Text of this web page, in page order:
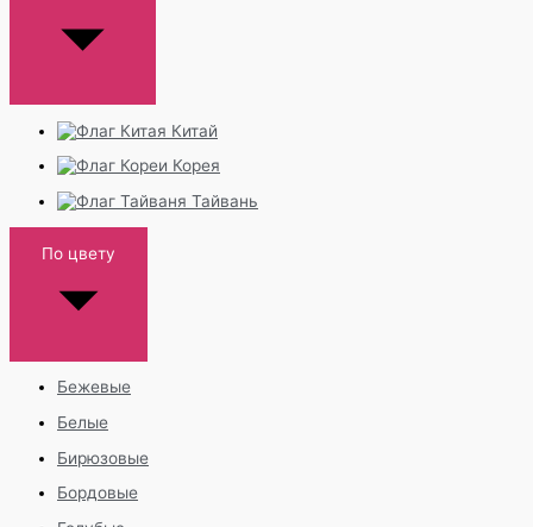
Китай
Корея
Тайвань
По цвету
Бежевые
Белые
Бирюзовые
Бордовые